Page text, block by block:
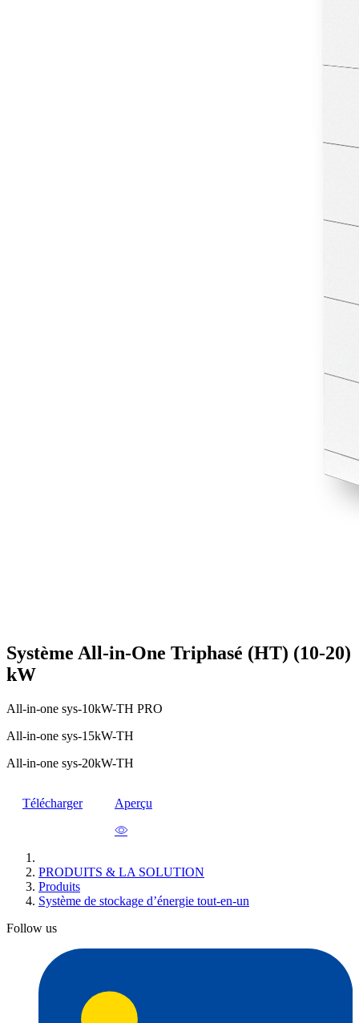
Système All-in-One Triphasé (HT) (10-20)
kW
All-in-one sys-10kW-TH PRO
All-in-one sys-15kW-TH
All-in-one sys-20kW-TH
Télécharger Aperçu
PRODUITS & LA SOLUTION
Produits
Système de stockage d’énergie tout-en-un
Follow us